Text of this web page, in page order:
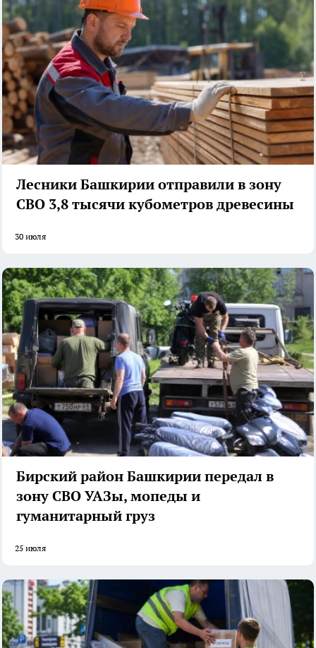
Лесники Башкирии отправили в зону
СВО 3,8 тысячи кубометров древесины
30 июля
Бирский район Башкирии передал в
зону СВО УАЗы, мопеды и
гуманитарный груз
25 июля